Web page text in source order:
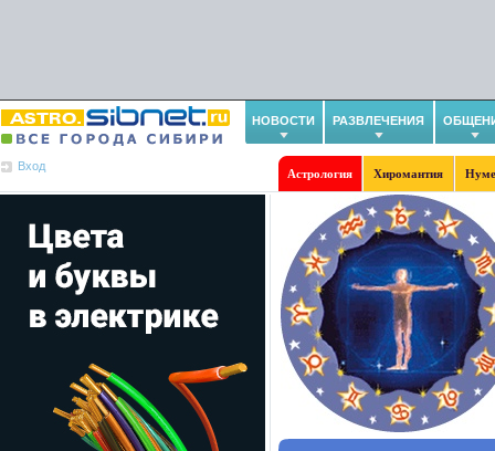
НОВОСТИ РАЗВЛЕЧЕНИЯ
Вход
Астрология Хиромантия